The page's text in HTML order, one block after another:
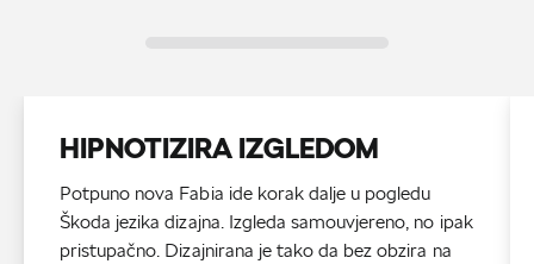
HIPNOTIZIRA IZGLEDOM
Potpuno nova Fabia ide korak dalje u pogledu
Škoda jezika dizajna. Izgleda samouvjereno, no ipak
pristupačno. Dizajnirana je tako da bez obzira na